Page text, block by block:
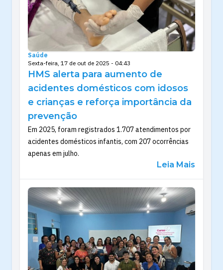
Saúde
Sexta-feira, 17 de out de 2025 - 04:43
HMS alerta para aumento de
acidentes domésticos com idosos
e crianças e reforça importância da
prevenção
Em 2025, foram registrados 1.707 atendimentos por
acidentes domésticos infantis, com 207 ocorrências
apenas em julho.
Leia Mais